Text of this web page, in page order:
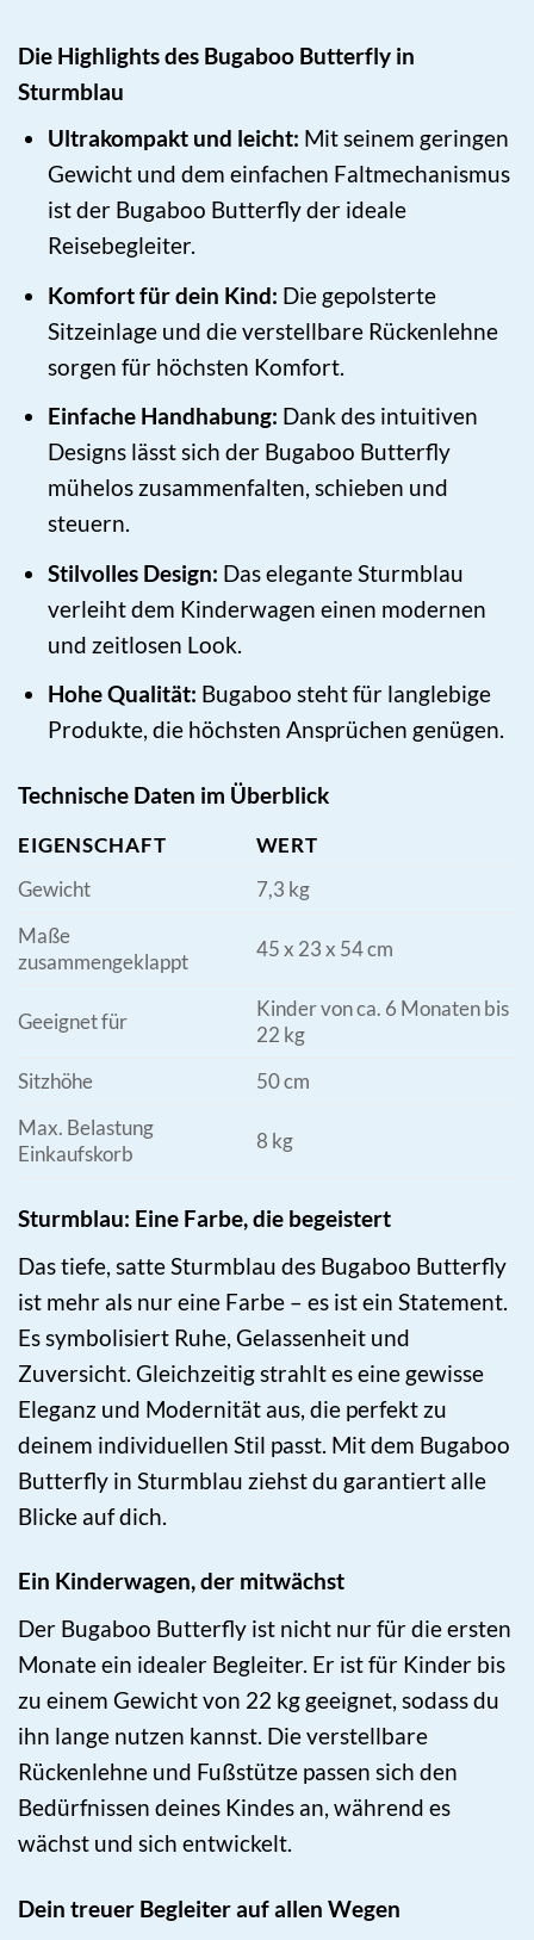
Die Highlights des Bugaboo Butterfly in
Sturmblau
Ultrakompakt und leicht: Mit seinem geringen
Gewicht und dem einfachen Faltmechanismus
ist der Bugaboo Butterfly der ideale
Reisebegleiter.
Komfort für dein Kind: Die gepolsterte
Sitzeinlage und die verstellbare Rückenlehne
sorgen für höchsten Komfort.
Einfache Handhabung: Dank des intuitiven
Designs lässt sich der Bugaboo Butterfly
mühelos zusammenfalten, schieben und
steuern.
Stilvolles Design: Das elegante Sturmblau
verleiht dem Kinderwagen einen modernen
und zeitlosen Look.
Hohe Qualität: Bugaboo steht für langlebige
Produkte, die höchsten Ansprüchen genügen.
Technische Daten im Überblick
EIGENSCHAFT
WERT
Gewicht
7,3 kg
Maße
zusammengeklappt
45 x 23 x 54 cm
Geeignet für
Kinder von ca. 6 Monaten bis
22 kg
Sitzhöhe
50 cm
Max. Belastung
Einkaufskorb
8 kg
Sturmblau: Eine Farbe, die begeistert
Das tiefe, satte Sturmblau des Bugaboo Butterfly
ist mehr als nur eine Farbe – es ist ein Statement.
Es symbolisiert Ruhe, Gelassenheit und
Zuversicht. Gleichzeitig strahlt es eine gewisse
Eleganz und Modernität aus, die perfekt zu
deinem individuellen Stil passt. Mit dem Bugaboo
Butterfly in Sturmblau ziehst du garantiert alle
Blicke auf dich.
Ein Kinderwagen, der mitwächst
Der Bugaboo Butterfly ist nicht nur für die ersten
Monate ein idealer Begleiter. Er ist für Kinder bis
zu einem Gewicht von 22 kg geeignet, sodass du
ihn lange nutzen kannst. Die verstellbare
Rückenlehne und Fußstütze passen sich den
Bedürfnissen deines Kindes an, während es
wächst und sich entwickelt.
Dein treuer Begleiter auf allen Wegen